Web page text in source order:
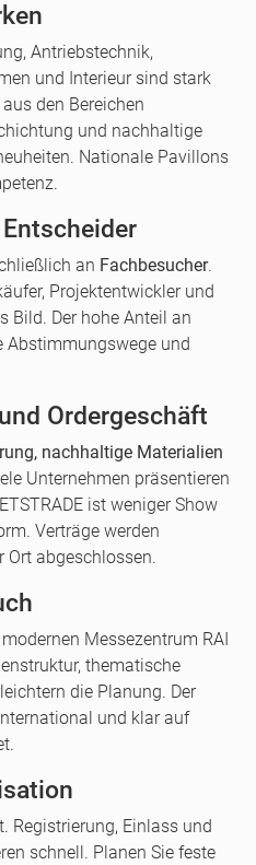
Antriebstechnik,
und Interieur sind stark
den Bereichen
und nachhaltige
Nationale Pavillons
an Fachbesucher.
Projektentwickler und
Bild. Der hohe Anteil an
Abstimmungswege und
Ordergeschäft
nachhaltige Materialien
Unternehmen präsentieren
ist weniger Show
Verträge werden
Ort abgeschlossen.
Messezentrum RAI
thematische
die Planung. Der
und klar auf
Registrierung, Einlass und
schnell. Planen Sie feste